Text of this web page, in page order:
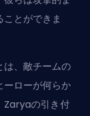
とができま
は、敵チームの
ーローが何らか
Zaryaの引き付